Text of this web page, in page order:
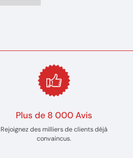
Plus de 8 000 Avis
Rejoignez des milliers de clients déjà
convaincus.